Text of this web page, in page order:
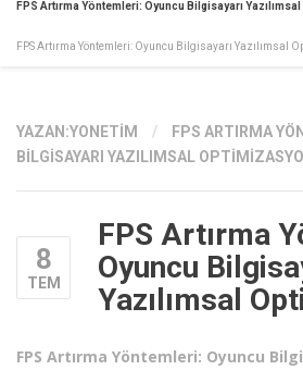
FPS Artırma Yöntemleri: Oyuncu Bilgisayarı
FPS Artırma Yöntemleri: Oyuncu Bilgisayarı Yazılımsal
YAZAN:YONETIM /
FPS ARTIRMA
BILGISAYARI YAZILIMSAL
8
TEM
FPS Artırma
Oyuncu
Yazılımsal
FPS Artırma Yöntemleri: Oyuncu